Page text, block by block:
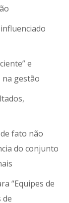
e
na gestão
fato não
do conjunto
“Equipes de
de